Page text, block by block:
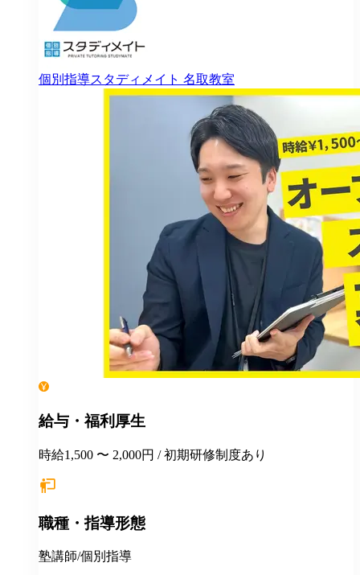
個別指導スタディメイト 名取教室
給与・福利厚生
時給1,500 〜 2,000円 / 初期研修制度あり
職種・指導形態
塾講師/個別指導